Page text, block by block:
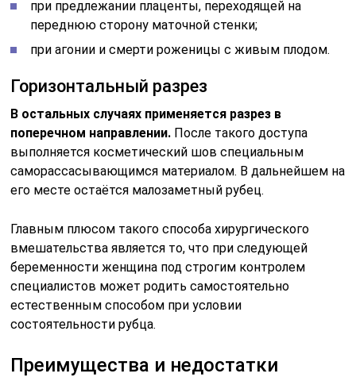
при предлежании плаценты, переходящей на
переднюю сторону маточной стенки;
при агонии и смерти роженицы с живым плодом.
Горизонтальный разрез
В остальных случаях применяется разрез в
поперечном направлении. После такого доступа
выполняется косметический шов специальным
саморассасывающимся материалом. В дальнейшем на
его месте остаётся малозаметный рубец.
Главным плюсом такого способа хирургического
вмешательства является то, что при следующей
беременности женщина под строгим контролем
специалистов может родить самостоятельно
естественным способом при условии
состоятельности рубца.
Преимущества и недостатки